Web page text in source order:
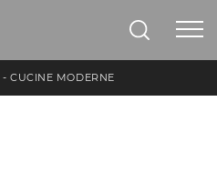
-CUCINE MODERNE